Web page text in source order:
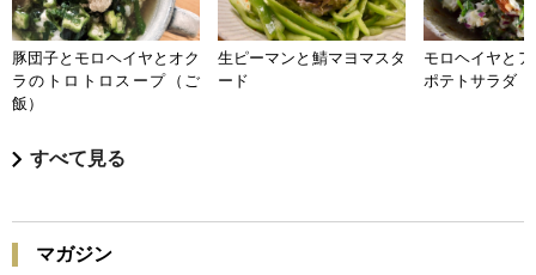
豚団子とモロヘイヤとオク
ラのトロトロスープ（ご
飯）
生ピーマンと鯖マヨマスタ
ード
モロヘイヤと
ポテトサラダ
すべて見る
マガジン